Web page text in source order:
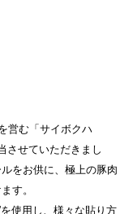
営む「サイボクハ
させていただきまし
をお供に、極上の豚肉
す。
使用し、様々な貼り方